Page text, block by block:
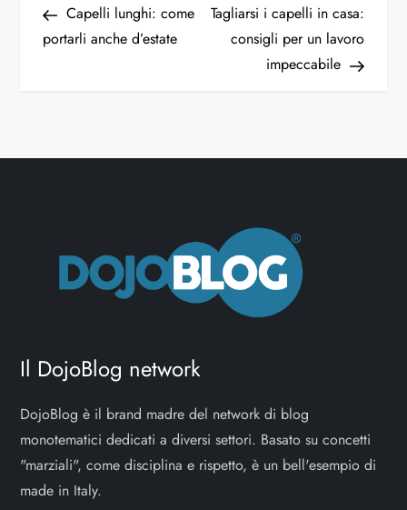
Capelli lunghi: come
portarli anche d’estate
Tagliarsi i capelli in casa:
consigli per un lavoro
impeccabile
Il DojoBlog network
DojoBlog è il brand madre del network di blog
monotematici dedicati a diversi settori. Basato su concetti
"marziali", come disciplina e rispetto, è un bell'esempio di
made in Italy.